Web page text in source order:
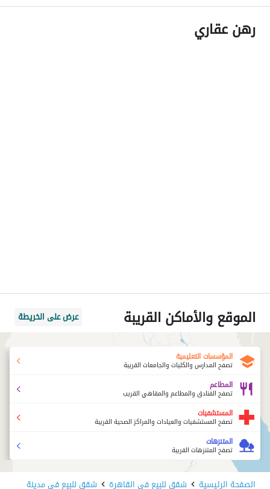
رهن عقاري
الموقع والأماكن القريبة عرض على الخريطة
المؤسسات التعليمية
تصفح المدارس والكليات والجامعات القريبة
المطاعم
تصفح الفنادق والمطاعم والمقاهي القريب
المستشفيات
تصفح المستشفيات والعيادات والمراكز الصحية القريبة
المتنزهات
تصفح المتنزهات القريبة
الصفحة الرئيسية شقق للبيع في القاهرة شقق للبيع في مدينة